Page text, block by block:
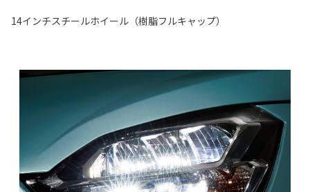
14インチスチールホイール（樹脂フルキャップ）